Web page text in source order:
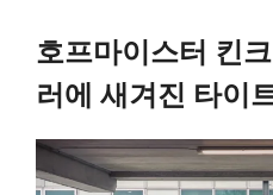
호프마이스터 킨
러에 새겨진 타이